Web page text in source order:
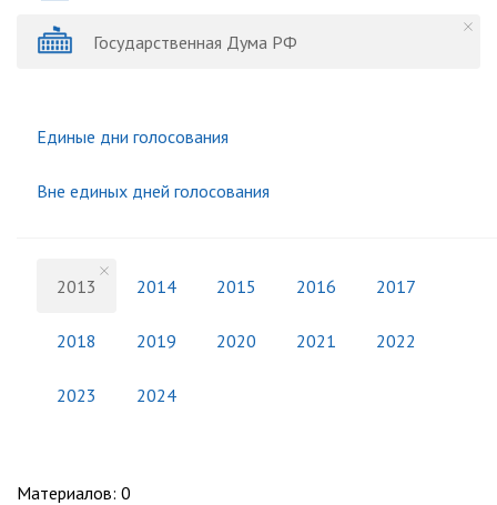
Государственная Дума РФ
Единые дни голосования
Вне единых дней голосования
2013 2014 2015 2016 2017
2018 2019 2020 2021 2022
2023 2024
Материалов: 0